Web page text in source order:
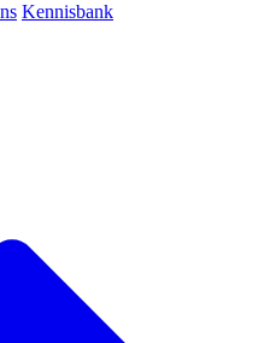
Kennisbank